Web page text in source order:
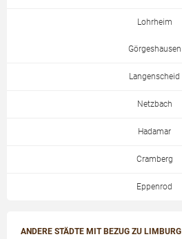
Lohrheim
Görgeshausen
Langenscheid
Netzbach
Hadamar
Cramberg
Eppenrod
ANDERE STÄDTE MIT BEZUG ZU LIMBURG